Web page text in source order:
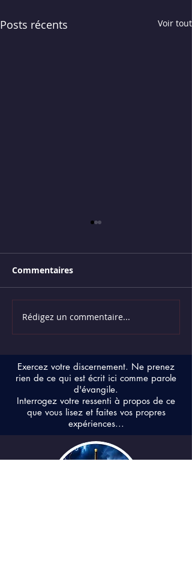
Posts récents Voir tout
Les ondes du cerveau
humain
Commentaires
Rédigez un commentaire...
Exercez votre discernement. Ne prenez
rien de ce qui est écrit ici comme parole
d'évangile.
Interrogez votre ressenti à propos de ce
que vous lisez et faites vos propres
expériences...